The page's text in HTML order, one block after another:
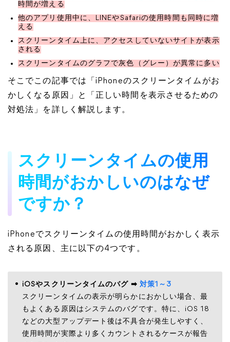
時間が増える
他のアプリ使用中に、LINEやSafariの使用時間も同時に増
える
スクリーンタイム上に、アクセスしていないサイトが表示
される
スクリーンタイムのグラフで灰色（グレー）が異常に多い
そこでこの記事では「iPhoneのスクリーンタイムがお
かしくなる原因」と「正しい時間を表示させるための
対処法」を詳しく解説します。
スクリーンタイムの使用
時間がおかしいのはなぜ
ですか？
iPhoneでスクリーンタイムの使用時間がおかしく表示
される原因、主に以下の4つです。
iOSやスクリーンタイムのバグ ➡ 対策1～3
スクリーンタイムの表示が明らかにおかしい場合、最
もよくある原因はシステムのバグです。特に、iOS 18
などの大型アップデート後は不具合が発生しやすく、
使用時間が実際より多くカウントされるケースが報告